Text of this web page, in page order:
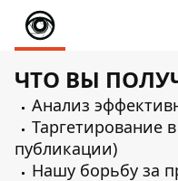
ЧТО ВЫ
Анализ
Таргетирование
публикации)
Нашу борьбу за